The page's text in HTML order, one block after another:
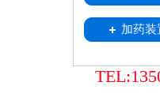
加药装